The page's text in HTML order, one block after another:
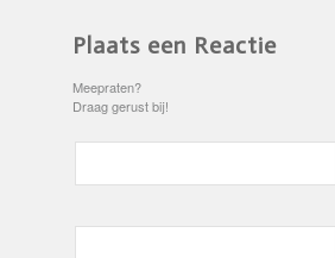
Plaats een Reactie
Meepraten?
Draag gerust bij!